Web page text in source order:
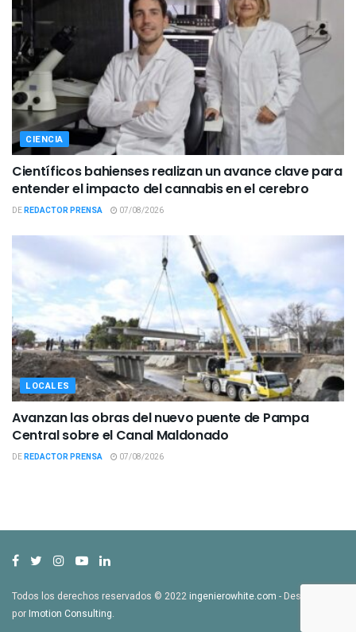
CIENCIA
Científicos bahienses realizan un avance clave para
entender el impacto del cannabis en el cerebro
DEREDACTOR PRENSA 07/08/2026
LOCALES
Avanzan las obras del nuevo puente de Pampa
Central sobre el Canal Maldonado
DEREDACTOR PRENSA 07/08/2026
Todos los derechos reservados © 2022ingenierowhite.com - Desarrollado
porImotion Consulting.